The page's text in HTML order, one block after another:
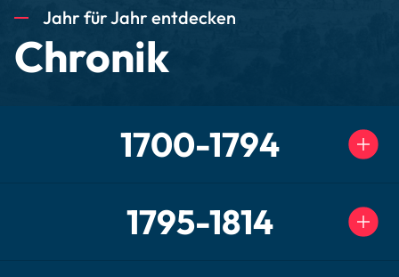
Jahr für Jahr entdecken
Chronik
1700-1794
1795-1814